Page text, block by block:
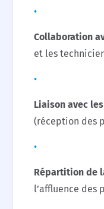
Collaboration
et les
Liaison avec
(réception des
Répartition de
l’affluence des